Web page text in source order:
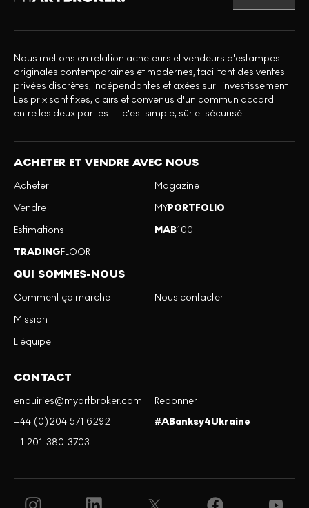
Nous mettons en relation acheteurs et vendeurs d'estampes
originales contemporaines et modernes, facilitant des ventes
privées discrètes, indépendantes et axées sur l'investissement.
Les prix sont fixes, clairs et convenus d'un commun accord
entre les deux parties — c'est simple, sûr et sécurisé.
ACHETER ET VENDRE AVEC NOUS
Acheter
Vendre
Estimations
TRADINGFLOOR
Magazine
MYPORTFOLIO
MAB100
QUI SOMMES-NOUS
Comment ça marche
Mission
L'équipe
Nous contacter
CONTACT
enquiries@myartbroker.com
+44 (0)204 571 6292
+1 201-380-3703
Redonner
#ABanksy4Ukraine